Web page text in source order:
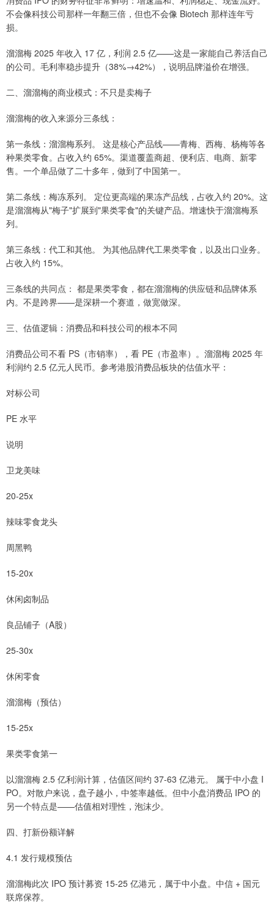
不会像科技公司那样一年翻三倍，但也不会像 Biotech 那样连年亏
损。
溜溜梅 2025 年收入 17 亿，利润 2.5 亿——这是一家能自己养活自己
的公司。毛利率稳步提升（38%→42%），说明品牌溢价在增强。
二、溜溜梅的商业模式：不只是卖梅子
溜溜梅的收入来源分三条线：
第一条线：溜溜梅系列。 这是核心产品线——青梅、西梅、杨梅等各
种果类零食。占收入约 65%。渠道覆盖商超、便利店、电商、新零
售。一个单品做了二十多年，做到了中国第一。
第二条线：梅冻系列。 定位更高端的果冻产品线，占收入约 20%。这
是溜溜梅从"梅子"扩展到"果类零食"的关键产品。增速快于溜溜梅系
列。
第三条线：代工和其他。 为其他品牌代工果类零食，以及出口业务。
占收入约 15%。
三条线的共同点： 都是果类零食，都在溜溜梅的供应链和品牌体系
内。不是跨界——是深耕一个赛道，做宽做深。
三、估值逻辑：消费品和科技公司的根本不同
消费品公司不看 PS（市销率），看 PE（市盈率）。溜溜梅 2025 年
利润约 2.5 亿元人民币。参考港股消费品板块的估值水平：
对标公司
PE 水平
说明
卫龙美味
20-25x
辣味零食龙头
周黑鸭
15-20x
休闲卤制品
良品铺子（A股）
25-30x
休闲零食
溜溜梅（预估）
15-25x
果类零食第一
以溜溜梅 2.5 亿利润计算，估值区间约 37-63 亿港元。 属于中小盘 I
PO。对散户来说，盘子越小，中签率越低。但中小盘消费品 IPO 的
另一个特点是——估值相对理性，泡沫少。
四、打新份额详解
4.1 发行规模预估
溜溜梅此次 IPO 预计募资 15-25 亿港元，属于中小盘。中信 + 国元
联席保荐。